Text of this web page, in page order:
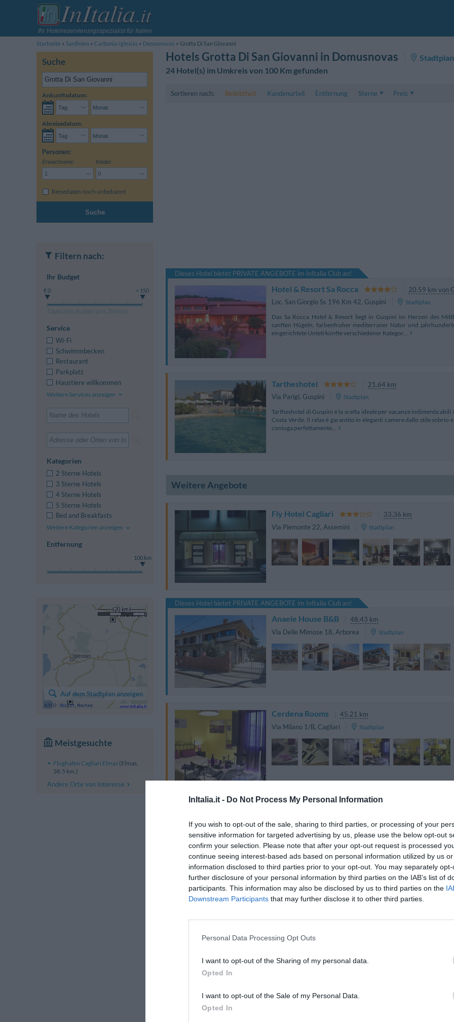
InItalia.it - Do Not Process My Personal Information
If you wish to opt-out of the sale, sharing to third parties, or processing of your
sensitive information for targeted advertising by us, please use the below opt-out
confirm your selection. Please note that after your opt-out request is processed
continue seeing interest-based ads based on personal information utilized by us
information disclosed to third parties prior to your opt-out. You may separately
further disclosure of your personal information by third parties on the IAB’s list of
participants. This information may also be disclosed by us to third parties on the
Downstream Participants that may further disclose it to other third parties.
Personal Data Processing Opt Outs
I want to opt-out of the Sharing of my personal data.
Opted In
I want to opt-out of the Sale of my Personal Data.
Opted In
Ihr Hotelreservierungsspezialist für Italien
Startseite
Sardinien Carbonia-iglesias Domusnovas Grotta Di San Giovanni
Suche
Ankunftsdatum:
Abreisedatum:
Personen:
Erwachsene: Kinder:
Reisedaten noch unbekannt
Suche
Hotels Grotta Di San Giovanni in Domusnovas
Stadtplan
24 Hotel(s) im Umkreis von 100 Km gefunden
Sortieren nach: Beliebtheit Kundenurteil Entfernung
Sterne
Preis
Dieses Hotel bietet PRIVATE ANGEBOTE im InItalia Club an!
Hotel & Resort Sa Rocca
20.59 km von
Loc. San Giorgio Ss 196 Km 42, Guspini
Stadtplan
Das Sa Rocca Hotel & Resort liegt in Guspini im Herzen des
sanften Hügeln, farbenfroher mediterraner Natur und
eingerichtete Untetrkünfte verschiedener Kategor...
Tartheshotel
21.64 km
Via Parigi, Guspini
Stadtplan
Tartheshotel di Guspini è la scelta ideale per vacanze
Costa Verde. Il relax è garantito in eleganti camere dallo stile sobrio
coniuga perfettamente...
Weitere Angebote
Fly Hotel Cagliari
33.36 km
Via Piemonte 22, Assemini Stadtplan
Dieses Hotel bietet PRIVATE ANGEBOTE im InItalia Club an!
Anaele House B&B
48.43 km
Via Delle Mimose 18, Arborea Stadtplan
Cerdena Rooms
45.21 km
Via Milano 1/B, Cagliari Stadtplan
Via Sa Carrubedda 18,Sant'anna Arresi Stadtplan
Hotel Solki
34.07 km
Diecizero Contemporany Art Hotel
Filtern nach:
Ihr Budget
€ 0 > 150
Tägliches Budget pro Zimmer
Service
Wi-Fi
Schwimmbecken
Restaurant
Parkplatz
Haustiere willkommen
Weitere Services anzeigen
Kategorien
2 Sterne Hotels
3 Sterne Hotels
4 Sterne Hotels
5 Sterne Hotels
Bed and Breakfasts
Weitere Kategorien anzeigen
Entfernung
100 km
Auf dem Stadtplan anzeigen
Meistgesuchte
Flughafen Cagliari Elmas (Elmas,
38.5 km.)
Andere Orte von Interesse